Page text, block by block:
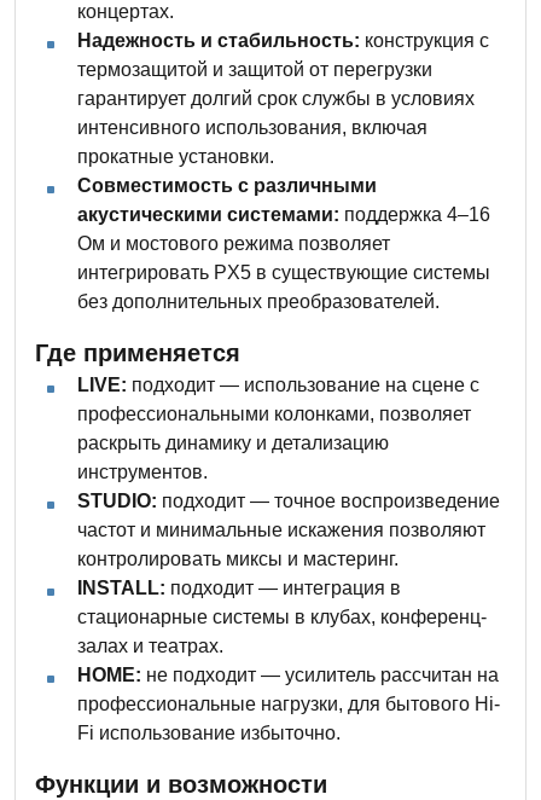
концертах.
Надежность и стабильность: конструкция с
термозащитой и защитой от перегрузки
гарантирует долгий срок службы в условиях
интенсивного использования, включая
прокатные установки.
Совместимость с различными
акустическими системами: поддержка 4–16
Ом и мостового режима позволяет
интегрировать PX5 в существующие системы
без дополнительных преобразователей.
Где применяется
LIVE: подходит — использование на сцене с
профессиональными колонками, позволяет
раскрыть динамику и детализацию
инструментов.
STUDIO: подходит — точное воспроизведение
частот и минимальные искажения позволяют
контролировать миксы и мастеринг.
INSTALL: подходит — интеграция в
стационарные системы в клубах, конференц-
залах и театрах.
HOME: не подходит — усилитель рассчитан на
профессиональные нагрузки, для бытового Hi-
Fi использование избыточно.
Функции и возможности